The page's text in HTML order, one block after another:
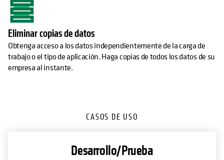
Eliminar copias de datos
Obtenga acceso a los datos independientemente de la carga de
trabajo o el tipo de aplicación. Haga copias de todos los datos de su
empresa al instante.
CASOS DE USO
Desarrollo/Prueba